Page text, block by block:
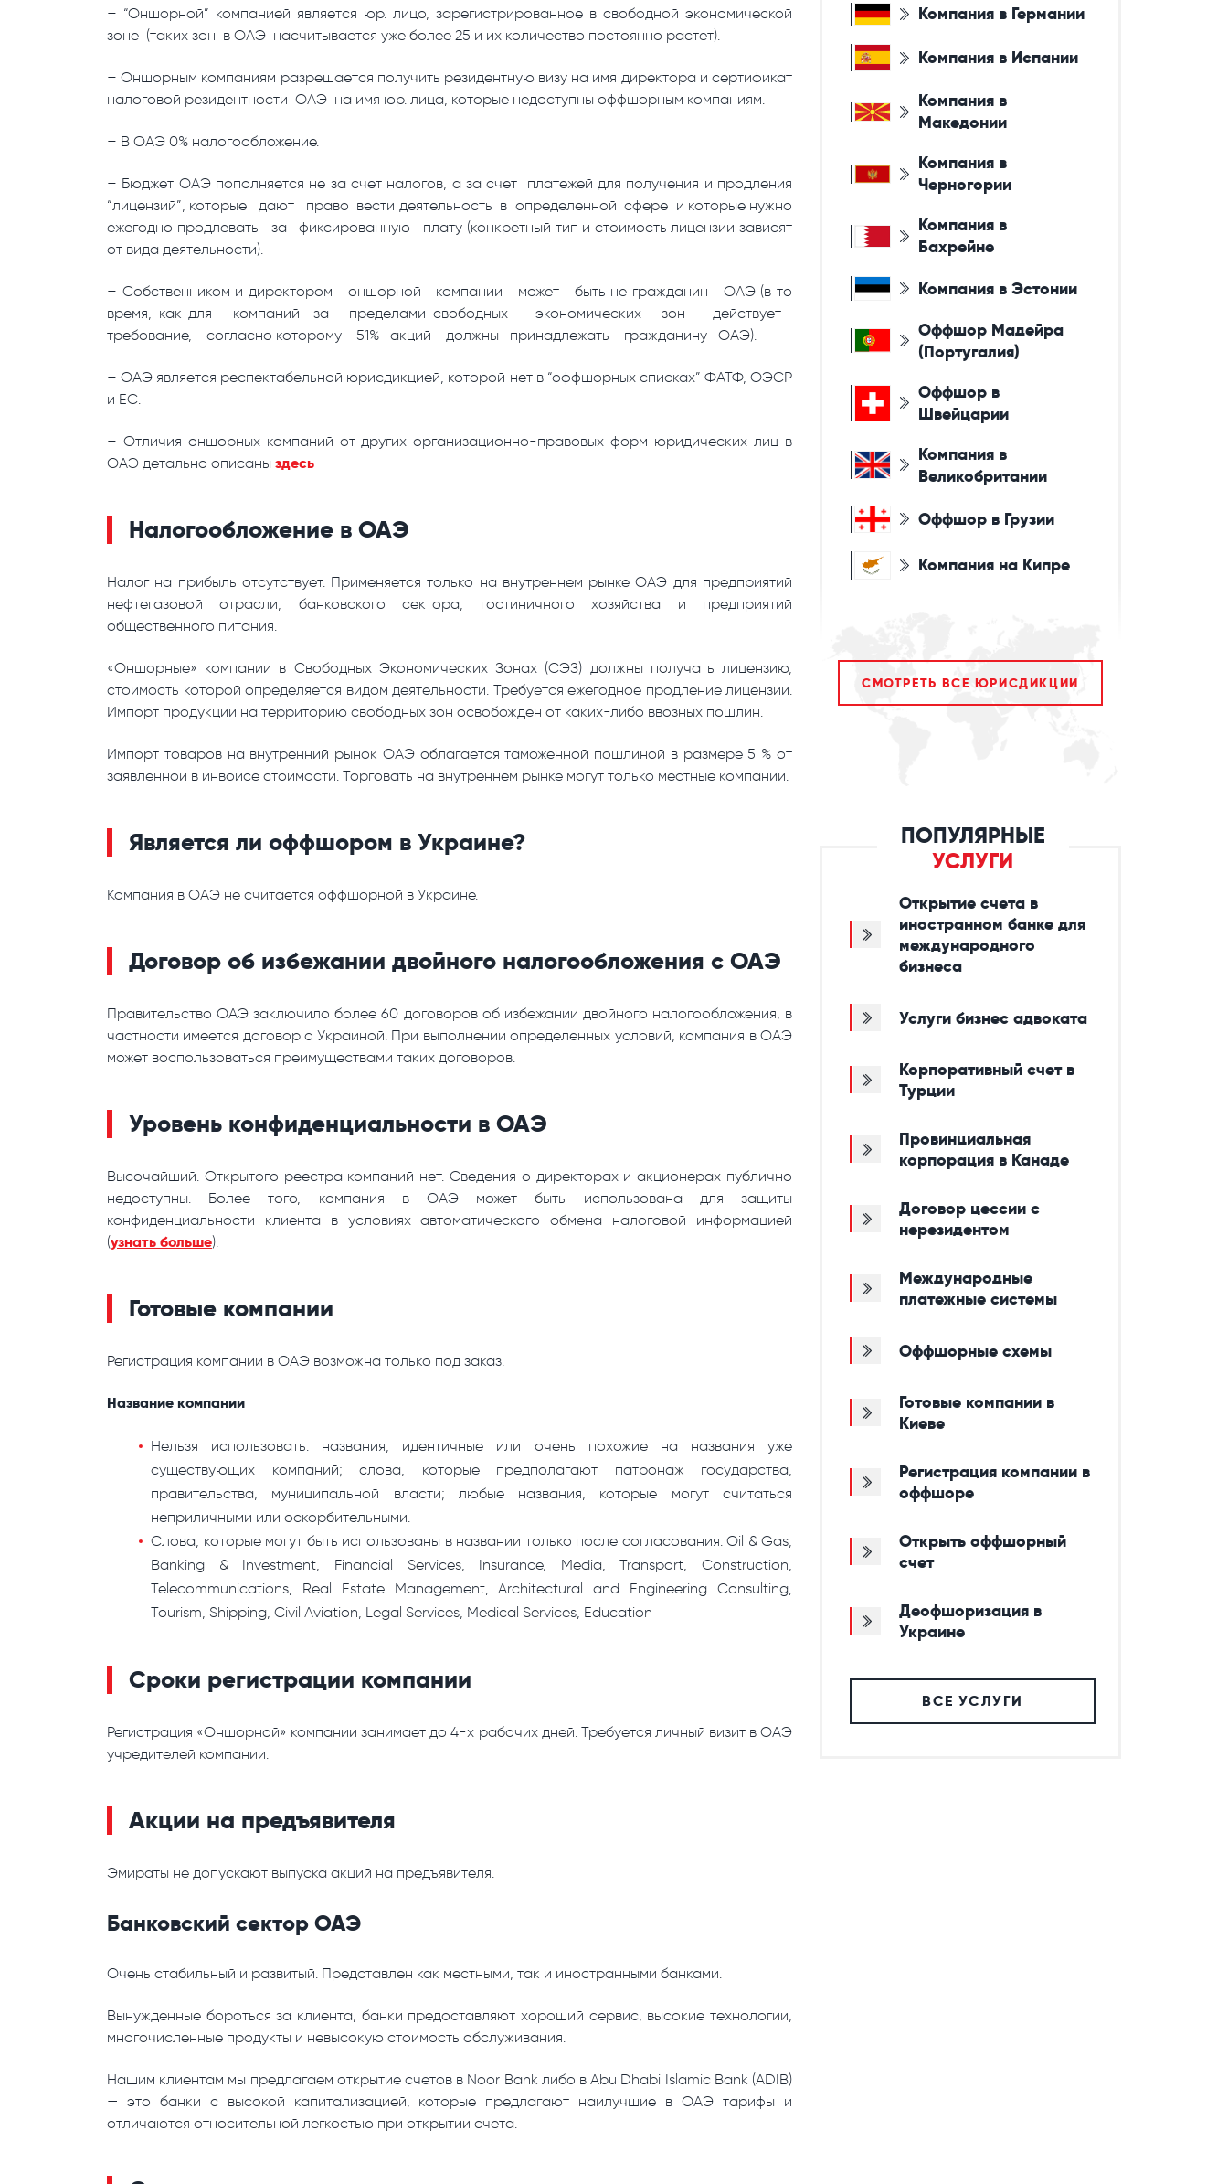
– “Оншорной” компанией является юр. лицо, зарегистрированное в свободной экономической
зоне (таких зон в ОАЭ насчитывается уже более 25 и их количество постоянно растет).
– Оншорным компаниям разрешается получить резидентную визу на имя директора и сертификат
налоговой резидентности ОАЭ на имя юр. лица, которые недоступны оффшорным компаниям.
– В ОАЭ 0% налогообложение.
– Бюджет ОАЭ пополняется не за счет налогов, а за счет платежей для получения и продления
“лицензий”, которые дают право вести деятельность в определенной сфере и которые нужно
ежегодно продлевать за фиксированную плату (конкретный тип и стоимость лицензии зависят
от вида деятельности).
– Собственником и директором оншорной компании может быть не гражданин ОАЭ (в то
время, как для компаний за пределами свободных экономических зон действует
требование, согласно которому 51% акций должны принадлежать гражданину ОАЭ).
– ОАЭ является респектабельной юрисдикцией, которой нет в “оффшорных списках” ФАТФ, ОЭСР
и ЕС.
– Отличия оншорных компаний от других организационно-правовых форм юридических лиц в
ОАЭ детально описаны здесь
Налогообложение в ОАЭ
Налог на прибыль отсутствует. Применяется только на внутреннем рынке ОАЭ для предприятий
нефтегазовой отрасли, банковского сектора, гостиничного хозяйства и предприятий
общественного питания.
«Оншорные» компании в Свободных Экономических Зонах (СЭЗ) должны получать лицензию,
стоимость которой определяется видом деятельности. Требуется ежегодное продление лицензии.
Импорт продукции на территорию свободных зон освобожден от каких-либо ввозных пошлин.
Импорт товаров на внутренний рынок ОАЭ облагается таможенной пошлиной в размере 5 % от
заявленной в инвойсе стоимости. Торговать на внутреннем рынке могут только местные компании.
Является ли оффшором в Украине?
Компания в ОАЭ не считается оффшорной в Украине.
Договор об избежании двойного налогообложения с ОАЭ
Правительство ОАЭ заключило более 60 договоров об избежании двойного налогообложения, в
частности имеется договор с Украиной. При выполнении определенных условий, компания в ОАЭ
может воспользоваться преимуществами таких договоров.
Уровень конфиденциальности в ОАЭ
Высочайший. Открытого реестра компаний нет. Сведения о директорах и акционерах публично
недоступны. Более того, компания в ОАЭ может быть использована для защиты
конфиденциальности клиента в условиях автоматического обмена налоговой информацией
(узнать больше).
Готовые компании
Регистрация компании в ОАЭ возможна только под заказ.
Название компании
Нельзя использовать: названия, идентичные или очень похожие на названия уже
существующих компаний; слова, которые предполагают патронаж государства,
правительства, муниципальной власти; любые названия, которые могут считаться
неприличными или оскорбительными.
Слова, которые могут быть использованы в названии только после согласования: Oil & Gas,
Banking & Investment, Financial Services, Insurance, Media, Transport, Construction,
Telecommunications, Real Estate Management, Architectural and Engineering Consulting,
Tourism, Shipping, Civil Aviation, Legal Services, Medical Services, Education
Сроки регистрации компании
Регистрация «Оншорной» компании занимает до 4-х рабочих дней. Требуется личный визит в ОАЭ
учредителей компании.
Акции на предъявителя
Эмираты не допускают выпуска акций на предъявителя.
Банковский сектор ОАЭ
Очень стабильный и развитый. Представлен как местными, так и иностранными банками.
Вынужденные бороться за клиента, банки предоставляют хороший сервис, высокие технологии,
многочисленные продукты и невысокую стоимость обслуживания.
Нашим клиентам мы предлагаем открытие счетов в Noor Bank либо в Abu Dhabi Islamic Bank (ADIB)
— это банки с высокой капитализацией, которые предлагают наилучшие в ОАЭ тарифы и
отличаются относительной легкостью при открытии счета.
Компания в Германии
Компания в Испании
Компания в
Македонии
Компания в
Черногории
Компания в
Бахрейне
Компания в Эстонии
Оффшор Мадейра
(Португалия)
Оффшор в
Швейцарии
Компания в
Великобритании
Оффшор в Грузии
Компания на Кипре
СМОТРЕТЬ ВСЕ ЮРИСДИКЦИИ
ПОПУЛЯРНЫЕ
УСЛУГИ
Открытие счета в
иностранном банке для
международного
бизнеса
Услуги бизнес адвоката
Корпоративный счет в
Турции
Провинциальная
корпорация в Канаде
Договор цессии с
нерезидентом
Международные
платежные системы
Оффшорные схемы
Готовые компании в
Киеве
Регистрация компании в
оффшоре
Открыть оффшорный
счет
Деофшоризация в
Украине
ВСЕ УСЛУГИ